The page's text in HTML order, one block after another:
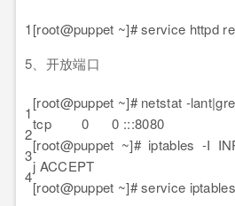
1[root@puppet ~]# service httpd
5、开放端口
1
2
3
4
[root@puppet ~]# netstat -
tcp 0 0
[root@puppet ~]# iptables -I
j ACCEPT
[root@puppet ~]# service